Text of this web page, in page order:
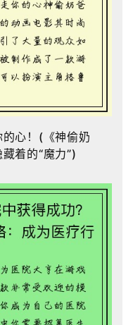
心！(《神偷奶
着的“魔力”)